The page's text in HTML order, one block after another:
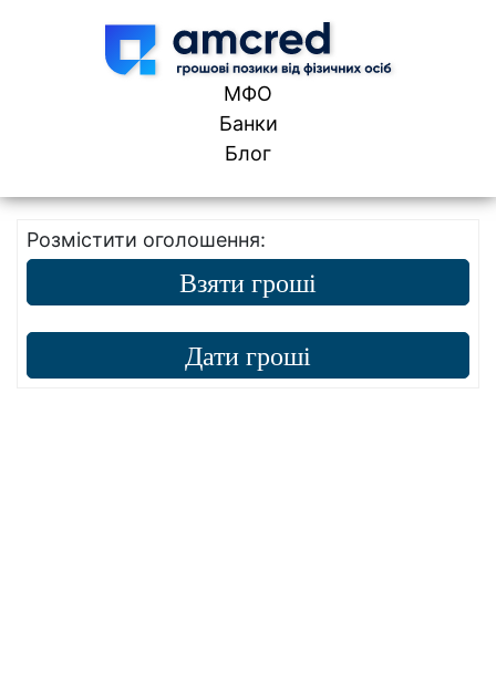
МФО
Банки
Блог
Розмістити оголошення:
Взяти гроші
Дати гроші